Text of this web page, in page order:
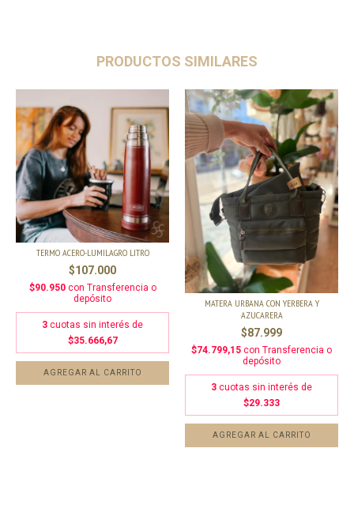
PRODUCTOS SIMILARES
TERMO ACERO-LUMILAGRO LITRO
$107.000
$90.950 con Transferencia o
depósito
3 cuotas sin interés de
$35.666,67
AGREGAR AL CARRITO
MATERA URBANA CON YERBERA Y
AZUCARERA
$87.999
$74.799,15 con Transferencia o
depósito
3 cuotas sin interés de
$29.333
AGREGAR AL CARRITO